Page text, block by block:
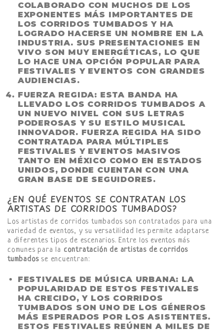
COLABORADO CON MUCHOS DE LOS
EXPONENTES MÁS IMPORTANTES DE
LOS CORRIDOS TUMBADOS Y HA
LOGRADO HACERSE UN NOMBRE EN LA
INDUSTRIA. SUS PRESENTACIONES EN
VIVO SON MUY ENERGÉTICAS, LO QUE
LO HACE UNA OPCIÓN POPULAR PARA
FESTIVALES Y EVENTOS CON GRANDES
AUDIENCIAS.
FUERZA REGIDA: ESTA BANDA HA
LLEVADO LOS CORRIDOS TUMBADOS A
UN NUEVO NIVEL CON SUS LETRAS
PODEROSAS Y SU ESTILO MUSICAL
INNOVADOR. FUERZA REGIDA HA SIDO
CONTRATADA PARA MÚLTIPLES
FESTIVALES Y EVENTOS MASIVOS
TANTO EN MÉXICO COMO EN ESTADOS
UNIDOS, DONDE CUENTAN CON UNA
GRAN BASE DE SEGUIDORES.
¿EN QUÉ EVENTOS SE CONTRATAN LOS
ARTISTAS DE CORRIDOS TUMBADOS?
Los artistas de corridos tumbados son contratados para una
variedad de eventos, y su versatilidad les permite adaptarse
a diferentes tipos de escenarios. Entre los eventos más
comunes para la contratación de artistas de corridos
tumbadosse encuentran:
FESTIVALES DE MÚSICA URBANA: LA
POPULARIDAD DE ESTOS FESTIVALES
HA CRECIDO, Y LOS CORRIDOS
TUMBADOS SON UNO DE LOS GÉNEROS
MÁS ESPERADOS POR LOS ASISTENTES.
ESTOS FESTIVALES REÚNEN A MILES DE